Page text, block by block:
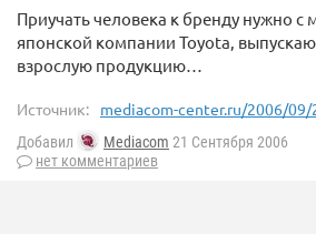
Приучать человека к бренду нужно
японской компании Toyota,
взрослую продукцию…
Источник: mediacom-center.ru/2006/09/
Добавил Mediacom 21 Сентября 2006
нет комментариев